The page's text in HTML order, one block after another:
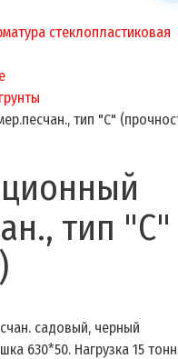
стеклопластиковая
тип "С"
тип "С"
садовый, черный
630*50. Нагрузка 15